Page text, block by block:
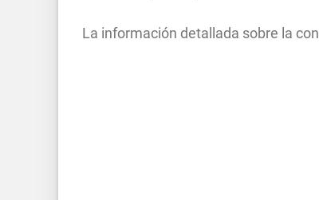
La información detallada sobre la